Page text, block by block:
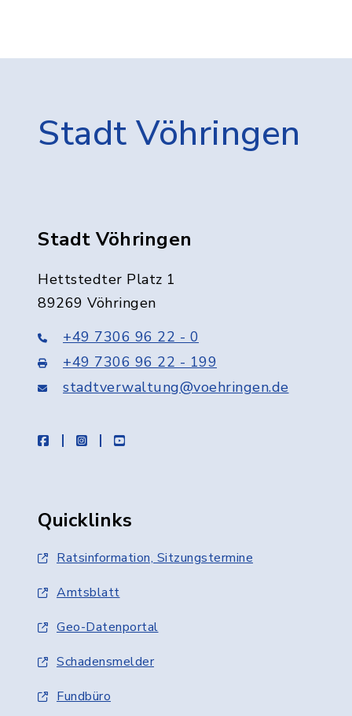
Stadt Vöhringen
Stadt Vöhringen
Hettstedter Platz 1
89269 Vöhringen
+49 7306 96 22 - 0
+49 7306 96 22 - 199
stadtverwaltung@voehringen.de
facebookinstagramyoutube
Quicklinks
Ratsinformation, Sitzungstermine
Amtsblatt
Geo-Datenportal
Schadensmelder
Fundbüro